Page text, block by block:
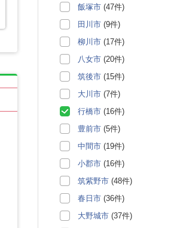
飯塚市 (47件)
田川市 (9件)
柳川市 (17件)
八女市 (20件)
筑後市 (15件)
大川市 (7件)
行橋市 (16件)
豊前市 (5件)
中間市 (19件)
小郡市 (16件)
筑紫野市 (48件)
春日市 (36件)
大野城市 (37件)